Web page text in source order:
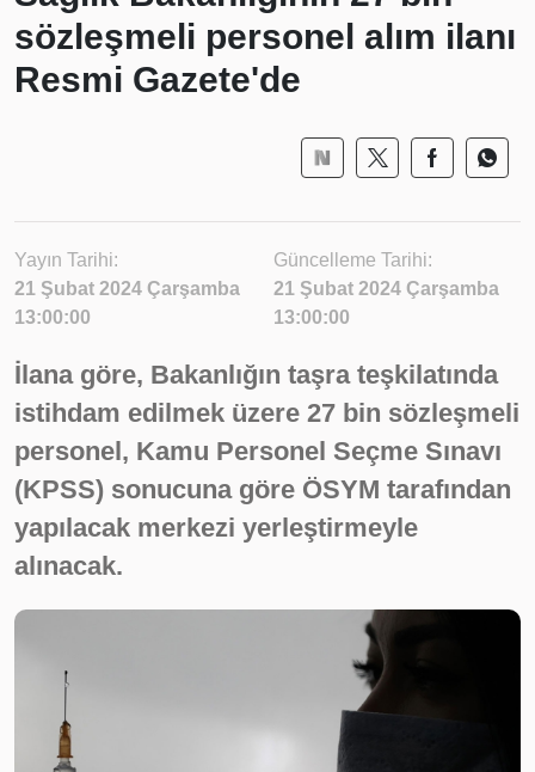
sözleşmeli personel alım ilanı
Resmi Gazete'de
Yayın Tarihi:
21 Şubat 2024 Çarşamba
13:00:00
Güncelleme Tarihi:
21 Şubat 2024 Çarşamba
13:00:00
İlana göre, Bakanlığın taşra teşkilatında
istihdam edilmek üzere 27 bin sözleşmeli
personel, Kamu Personel Seçme Sınavı
(KPSS) sonucuna göre ÖSYM tarafından
yapılacak merkezi yerleştirmeyle
alınacak.